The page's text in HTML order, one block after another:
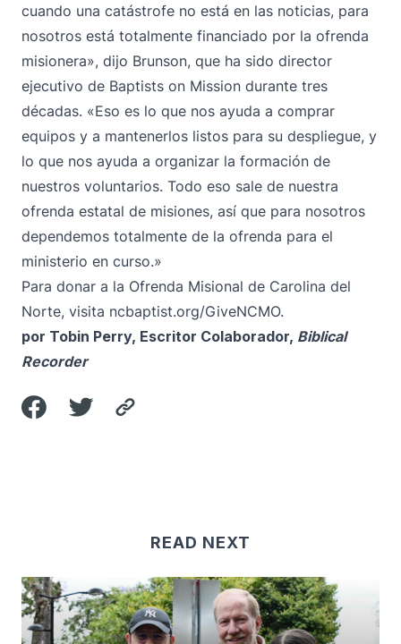
cuando una catástrofe no está en las noticias, para
nosotros está totalmente financiado por la ofrenda
misionera», dijo Brunson, que ha sido director
ejecutivo de Baptists on Mission durante tres
décadas. «Eso es lo que nos ayuda a comprar
equipos y a mantenerlos listos para su despliegue, y
lo que nos ayuda a organizar la formación de
nuestros voluntarios. Todo eso sale de nuestra
ofrenda estatal de misiones, así que para nosotros
dependemos totalmente de la ofrenda para el
ministerio en curso.»
Para donar a la Ofrenda Misional de Carolina del
Norte, visita ncbaptist.org/GiveNCMO.
por Tobin Perry, Escritor Colaborador, Biblical
Recorder
READ NEXT